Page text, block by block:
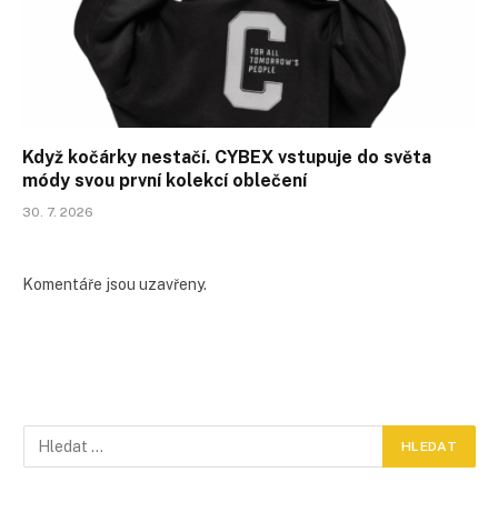
Když kočárky nestačí. CYBEX vstupuje do světa
módy svou první kolekcí oblečení
30. 7. 2026
Komentáře jsou uzavřeny.